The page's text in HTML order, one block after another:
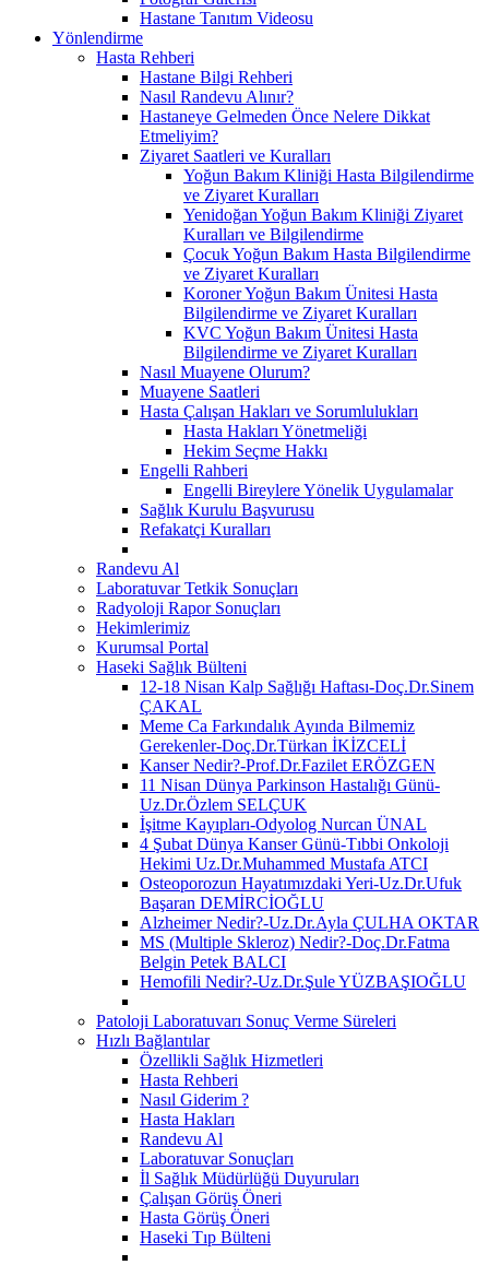
Hastane Tanıtım Videosu
Yönlendirme
Hasta Rehberi
Hastane Bilgi Rehberi
Nasıl Randevu Alınır?
Hastaneye Gelmeden Önce Nelere Dikkat
Etmeliyim?
Ziyaret Saatleri ve Kuralları
Yoğun Bakım Kliniği Hasta Bilgilendirme
ve Ziyaret Kuralları
Yenidoğan Yoğun Bakım Kliniği Ziyaret
Kuralları ve Bilgilendirme
Çocuk Yoğun Bakım Hasta Bilgilendirme
ve Ziyaret Kuralları
Koroner Yoğun Bakım Ünitesi Hasta
Bilgilendirme ve Ziyaret Kuralları
KVC Yoğun Bakım Ünitesi Hasta
Bilgilendirme ve Ziyaret Kuralları
Nasıl Muayene Olurum?
Muayene Saatleri
Hasta Çalışan Hakları ve Sorumlulukları
Hasta Hakları Yönetmeliği
Hekim Seçme Hakkı
Engelli Rahberi
Engelli Bireylere Yönelik Uygulamalar
Sağlık Kurulu Başvurusu
Refakatçi Kuralları
Randevu Al
Laboratuvar Tetkik Sonuçları
Radyoloji Rapor Sonuçları
Hekimlerimiz
Kurumsal Portal
Haseki Sağlık Bülteni
12-18 Nisan Kalp Sağlığı Haftası-Doç.Dr.Sinem
ÇAKAL
Meme Ca Farkındalık Ayında Bilmemiz
Gerekenler-Doç.Dr.Türkan İKİZCELİ
Kanser Nedir?-Prof.Dr.Fazilet ERÖZGEN
11 Nisan Dünya Parkinson Hastalığı Günü-
Uz.Dr.Özlem SELÇUK
İşitme Kayıpları-Odyolog Nurcan ÜNAL
4 Şubat Dünya Kanser Günü-Tıbbi Onkoloji
Hekimi Uz.Dr.Muhammed Mustafa ATCI
Osteoporozun Hayatımızdaki Yeri-Uz.Dr.Ufuk
Başaran DEMİRCİOĞLU
Alzheimer Nedir?-Uz.Dr.Ayla ÇULHA OKTAR
MS (Multiple Skleroz) Nedir?-Doç.Dr.Fatma
Belgin Petek BALCI
Hemofili Nedir?-Uz.Dr.Şule YÜZBAŞIOĞLU
Patoloji Laboratuvarı Sonuç Verme Süreleri
Hızlı Bağlantılar
Özellikli Sağlık Hizmetleri
Hasta Rehberi
Nasıl Giderim ?
Hasta Hakları
Randevu Al
Laboratuvar Sonuçları
İl Sağlık Müdürlüğü Duyuruları
Çalışan Görüş Öneri
Hasta Görüş Öneri
Haseki Tıp Bülteni